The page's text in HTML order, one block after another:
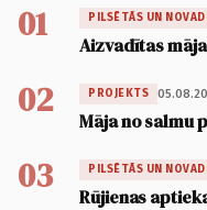
01 PILSĒTĀS UN
Aizvadītas
02 PROJEKTS
Māja no salmu
03 PILSĒTĀS UN
Rūjienas